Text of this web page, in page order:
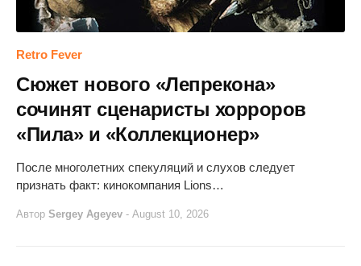
Retro Fever
Сюжет нового «Лепрекона»
сочинят сценаристы хорроров
«Пила» и «Коллекционер»
После многолетних спекуляций и слухов следует
признать факт: кинокомпания Lions…
Автор Sergey Ageyev - August 10, 2026